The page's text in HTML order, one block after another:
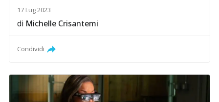
17 Lug 2023
di Michelle Crisantemi
Condividi